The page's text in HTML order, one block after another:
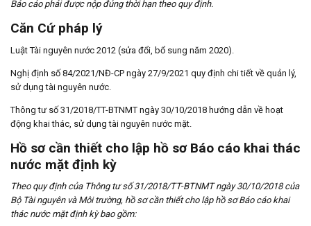
Báo cáo phải được nộp đúng thời hạn theo quy định.
Căn Cứ pháp lý
Luật Tài nguyên nước 2012 (sửa đổi, bổ sung năm 2020).
Nghị định số 84/2021/NĐ-CP ngày 27/9/2021 quy định chi tiết về quản lý,
sử dụng tài nguyên nước.
Thông tư số 31/2018/TT-BTNMT ngày 30/10/2018 hướng dẫn về hoạt
động khai thác, sử dụng tài nguyên nước mặt.
Hồ sơ cần thiết cho lập hồ sơ Báo cáo khai thác
nước mặt định kỳ
Theo quy định của Thông tư số 31/2018/TT-BTNMT ngày 30/10/2018 của
Bộ Tài nguyên và Môi trường, hồ sơ cần thiết cho lập hồ sơ Báo cáo khai
thác nước mặt định kỳ bao gồm: